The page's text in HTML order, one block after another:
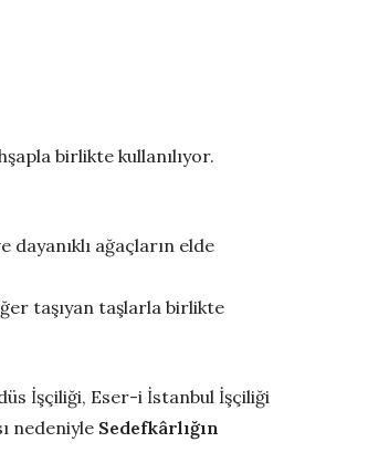
birlikte kullanılıyor.
ağaçların elde
taşıyan taşlarla birlikte
İşçiliği, Eser-i İstanbul İşçiliği
nedeniyle Sedefkârlığın